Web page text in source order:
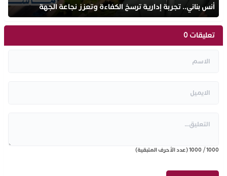
أنس بناني.. تجربة إدارية ترسخ الكفاءة وتعزز نجاعة الجهة
تعليقات 0
1000
/
1000(عدد الأحرف المتبقية)